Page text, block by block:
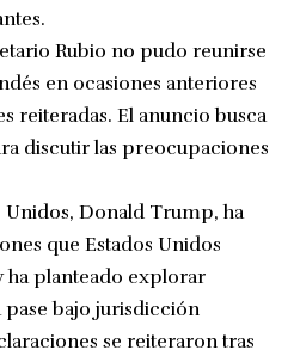
Rubio no pudo reunirse
en ocasiones anteriores
reiteradas. El anuncio busca
discutir las preocupaciones
Unidos, Donald Trump, ha
que Estados Unidos
ha planteado explorar
pase bajo jurisdicción
se reiteraron tras